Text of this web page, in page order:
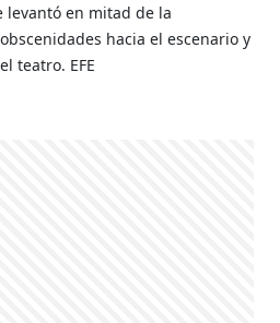
levantó en mitad de la
hacia el escenario y
teatro. EFE